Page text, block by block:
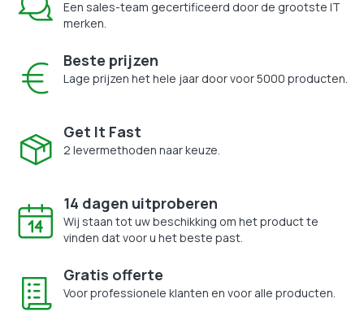
Een sales-team gecertificeerd door de grootste IT
merken.
Beste prijzen
Lage prijzen het hele jaar door voor 5000 producten.
Get It Fast
2 levermethoden naar keuze.
14 dagen uitproberen
Wij staan tot uw beschikking om het product te
vinden dat voor u het beste past.
Gratis offerte
Voor professionele klanten en voor alle producten.